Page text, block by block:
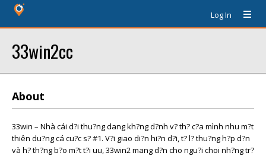
Log In
33win2cc
About
33win – Nhà cái d?i thu?ng dang kh?ng d?nh v? th? c?a mình nhu m?t
thiên du?ng cá cu?c s? #1. V?i giao di?n hi?n d?i, t? l? thu?ng h?p d?n
và h? th?ng b?o m?t t?i uu, 33win2 mang d?n cho ngu?i choi nh?ng tr?